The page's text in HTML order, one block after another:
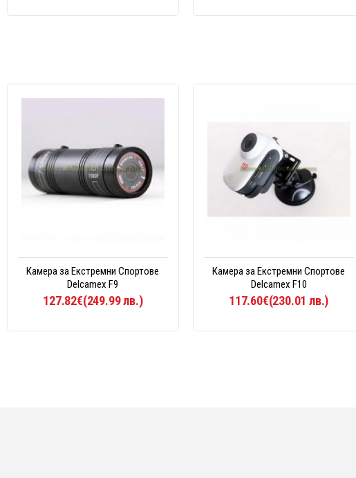
Камера за Екстремни Спортове
Delcamex F9
127.82€(249.99 лв.)
Камера за Екстремни Спортове
Delcamex F10
117.60€(230.01 лв.)